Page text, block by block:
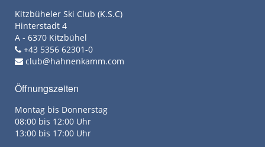
Kitzbüheler Ski Club (K.S.C)
Hinterstadt 4
A - 6370 Kitzbühel
+43 5356 62301-0
club@hahnenkamm.com
Öffnungszeiten
Montag bis Donnerstag
08:00 bis 12:00 Uhr
13:00 bis 17:00 Uhr